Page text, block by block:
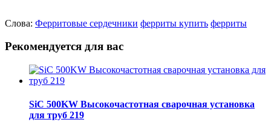
Слова: Ферритовые сердечники ферриты купить ферриты
Рекомендуется для вас
SiC 500KW Высокочастотная сварочная установка
для труб 219